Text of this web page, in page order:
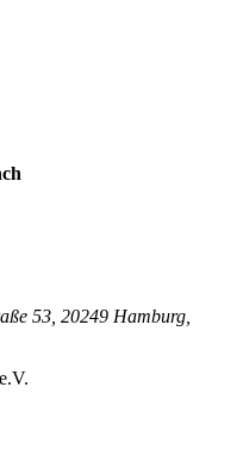
53, 20249 Hamburg,